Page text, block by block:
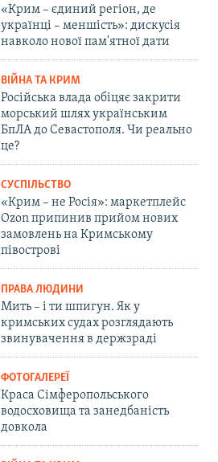
«Крим – єдиний регіон, де
українці – меншість»: дискусія
навколо нової пам'ятної дати
ВІЙНА ТА КРИМ
Російська влада обіцяє закрити
морський шлях українським
БпЛА до Севастополя. Чи реально
це?
СУСПІЛЬСТВО
«Крим – не Росія»: маркетплейс
Ozon припинив прийом нових
замовлень на Кримському
півострові
ПРАВА ЛЮДИНИ
Мить – і ти шпигун. Як у
кримських судах розглядають
звинувачення в держзраді
ФОТОГАЛЕРЕЇ
Краса Сімферопольського
водосховища та занедбаність
довкола